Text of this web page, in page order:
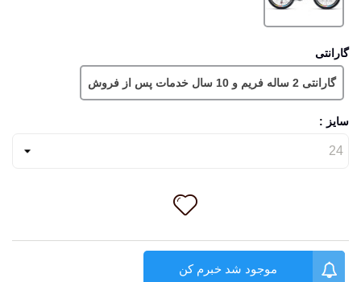
گارانتی
گارانتی 2 ساله فریم و 10 سال خدمات پس از فروش
سایز :
موجود شد خبرم کن